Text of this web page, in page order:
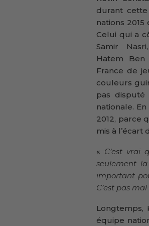
durant cette
nations 2015
Celui qui a
Samir
Hatem
France de
couleurs
pas disputé
nationale.
2012, parce
mis à
« C’est vrai
seulement
important
C’est pas
Longtemps,
équipe